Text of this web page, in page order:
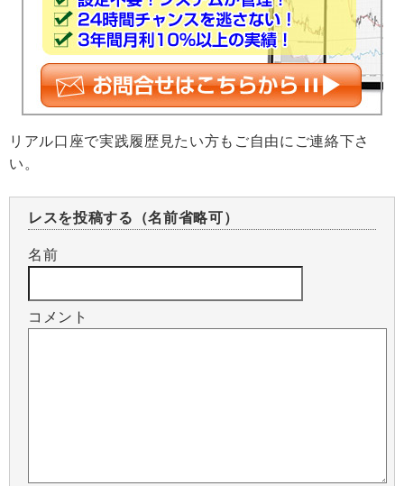
リアル口座で実践履歴見たい方もご自由にご連絡下さ
い。
レスを投稿する（名前省略可）
名前
コメント